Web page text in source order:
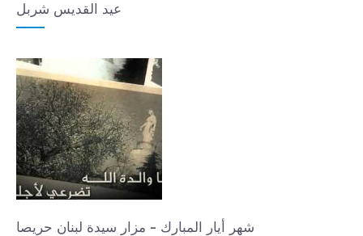
عيد القديس شربل
شهر أيار المبارك - مزار سيدة لبنان حريصا